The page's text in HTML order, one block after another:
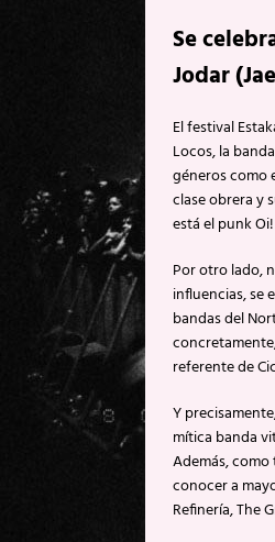
Se
Jodar
El festival
Locos, la
géneros como
clase obrera y
está el punk
Por otro lado,
influencias, se
bandas del
referente de
Y
mítica banda
Además,
conocer a
Refinería, The